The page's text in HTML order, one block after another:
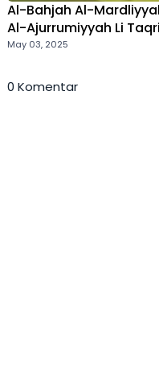
Al-Bahjah Al-
Al-Ajurrumiyyah Li
May 03, 2025
0 Komentar